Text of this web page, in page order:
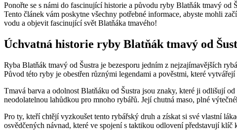
Ponořte se s námi do fascinující historie a původu ryby Blatňák tmavý od
Tento článek vám poskytne všechny potřebné informace, abyste mohli
vodu a objevit fascinující svět Blatňáka tmavého!
Úchvatná historie ryby Blatňák tmavý od
Ryba Blatňák tmavý od Šustra je bezesporu jedním z nejzajímavějších
Původ této ryby je obestřen různými legendami a pověstmi, které
Tmavá barva a odolnost Blatňáku od Šustra jsou znaky, které ji odlišují
neodolatelnou lahůdkou pro mnoho rybářů. Její chutná maso, plné
Pro ty, kteří chtějí vyzkoušet tento rybářský druh a získat si své vlastní
osvědčených návnad, které ve spojení s taktikou odlovení představují